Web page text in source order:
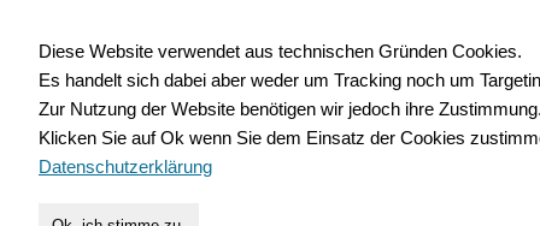
für Handwerk,
Diese Website verwendet aus technischen Gründen Cookies.
Es handelt sich dabei aber weder um Tracking noch um
Zur Nutzung der Website benötigen wir jedoch ihre Zustimmung.
Klicken Sie auf Ok wenn Sie dem Einsatz der Cookies
Datenschutzerklärung